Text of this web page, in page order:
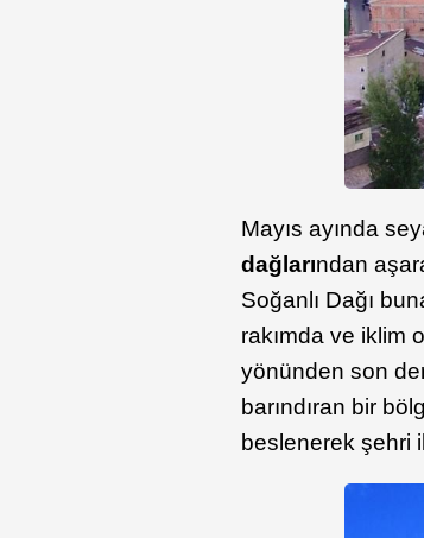
Mayıs ayında
dağlarından
Soğanlı Dağı
rakımda ve iklim
yönünden son
barındıran bir
beslenerek şehri